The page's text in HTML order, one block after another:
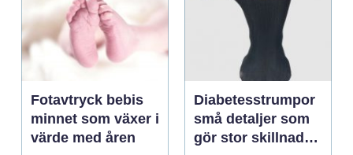
Fotavtryck bebis
minnet som växer i
värde med åren
Diabetesstrumpor
små detaljer som
gör stor skillnad